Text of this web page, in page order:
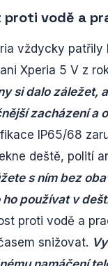
proti vodě a
vždycky patřily
Xperia 5 V z
si dalo záležet,
zacházení a
IP65/68
deště, polití
s ním bez
používat v
proti vodě a
snižovat.